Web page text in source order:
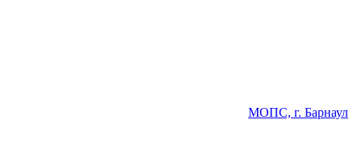
МОПС, г. Барнаул